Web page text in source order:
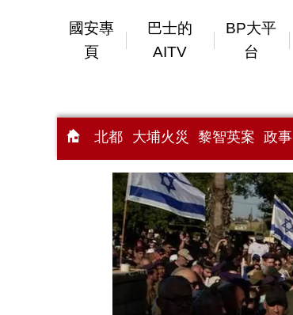
國安專
頁
巴士的
AITV
BP大平
台
北都 大埔火災 黎智英案 政事